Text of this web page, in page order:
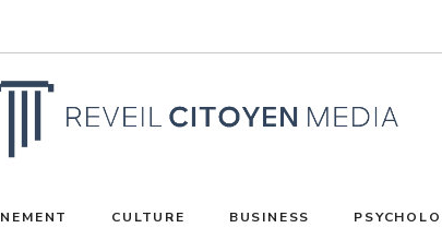
CULTURE BUSINESS